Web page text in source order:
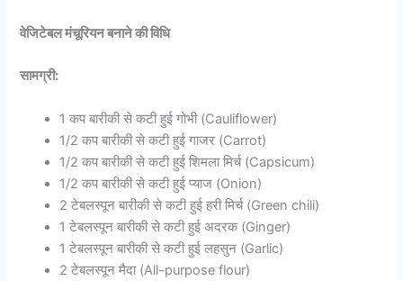
वेजिटेबल मंचूरियन बनाने की विधि
सामग्री:
1 कप बारीकी से कटी हुई गोभी (Cauliflower)
1/2 कप बारीकी से कटी हुई गाजर (Carrot)
1/2 कप बारीकी से कटी हुई शिमला मिर्च (Capsicum)
1/2 कप बारीकी से कटी हुई प्याज (Onion)
2 टेबलस्पून बारीकी से कटी हुई हरी मिर्च (Green chili)
1 टेबलस्पून बारीकी से कटी हुई अदरक (Ginger)
1 टेबलस्पून बारीकी से कटी हुई लहसुन (Garlic)
2 टेबलस्पून मैदा (All-purpose flour)